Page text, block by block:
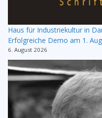
Haus für Industriekultur in
Erfolgreiche Demo am 1.
6. August 2026